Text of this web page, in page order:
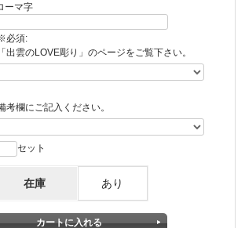
ーマ字
必須:
出雲のLOVE彫り」のページをご覧下さい。
欄にご記入ください。
セット
在庫 あり